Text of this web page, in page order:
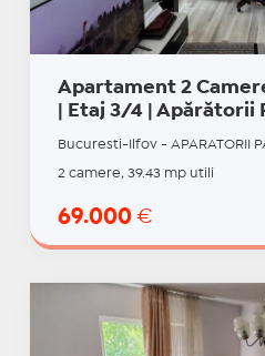
Apartament 2
| Etaj 3/4 | Apărătorii
Bucuresti-Ilfov - APARATORII
2 camere, 39.43 mp utili
69.000 €